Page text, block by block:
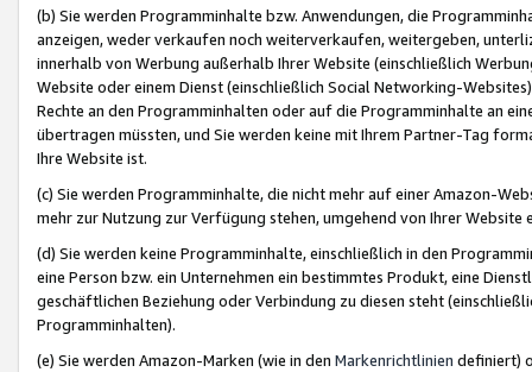
(b) Sie werden Programminhalte bzw. Anwendungen, die
anzeigen, weder verkaufen noch weiterverkaufen, weitergeben,
innerhalb von Werbung außerhalb Ihrer Website (einschließlich
Website oder einem Dienst (einschließlich Social Networking-
Rechte an den Programminhalten oder auf die Programminhalte an
übertragen müssten, und Sie werden keine mit Ihrem Partner-Tag
Ihre Website ist.
(c) Sie werden Programminhalte, die nicht mehr auf einer Amazon-
mehr zur Nutzung zur Verfügung stehen, umgehend von Ihrer
(d) Sie werden keine Programminhalte, einschließlich in den
eine Person bzw. ein Unternehmen ein bestimmtes Produkt, eine
geschäftlichen Beziehung oder Verbindung zu diesen steht
Programminhalten).
(e) Sie werden Amazon-Marken (wie in den Markenrichtlinien definiert)